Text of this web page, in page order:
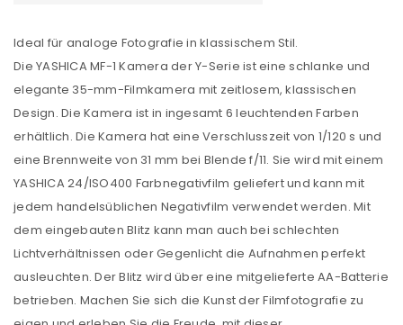
Ideal für analoge Fotografie in klassischem Stil.
Die YASHICA MF-1 Kamera der Y-Serie ist eine schlanke und
elegante 35-mm-Filmkamera mit zeitlosem, klassischen
Design. Die Kamera ist in ingesamt 6 leuchtenden Farben
erhältlich. Die Kamera hat eine Verschlusszeit von 1/120 s und
eine Brennweite von 31 mm bei Blende f/11. Sie wird mit einem
YASHICA 24/ISO400 Farbnegativfilm geliefert und kann mit
jedem handelsüblichen Negativfilm verwendet werden. Mit
dem eingebauten Blitz kann man auch bei schlechten
Lichtverhältnissen oder Gegenlicht die Aufnahmen perfekt
ausleuchten. Der Blitz wird über eine mitgelieferte AA-Batterie
betrieben. Machen Sie sich die Kunst der Filmfotografie zu